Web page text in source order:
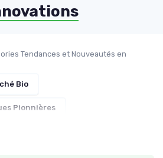
Tendances et Nouveautés en
Bio
Pionnières
en Cosmétique Bio